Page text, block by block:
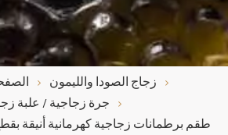
زجاج الصودا والليمون
جرة زجاجية / علبة